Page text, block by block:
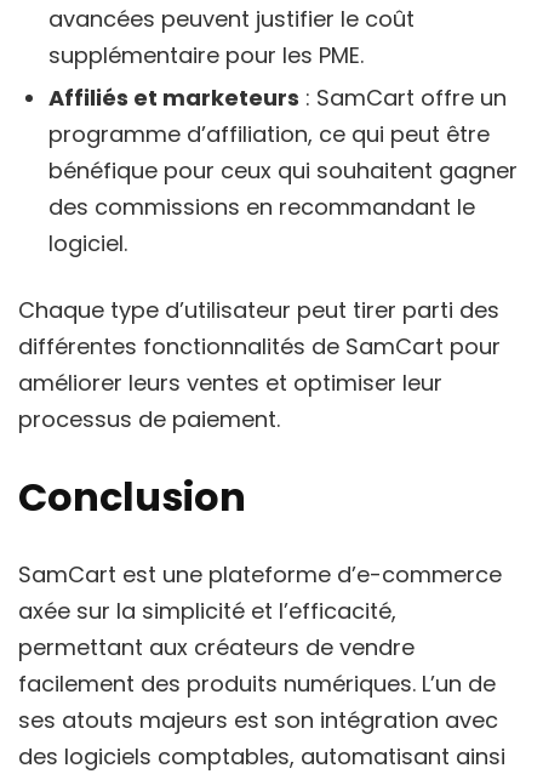
avancées peuvent justifier le coût
supplémentaire pour les PME.
Affiliés et marketeurs : SamCart offre un
programme d’affiliation, ce qui peut être
bénéfique pour ceux qui souhaitent gagner
des commissions en recommandant le
logiciel.
Chaque type d’utilisateur peut tirer parti des
différentes fonctionnalités de SamCart pour
améliorer leurs ventes et optimiser leur
processus de paiement.
Conclusion
SamCart est une plateforme d’e-commerce
axée sur la simplicité et l’efficacité,
permettant aux créateurs de vendre
facilement des produits numériques. L’un de
ses atouts majeurs est son intégration avec
des logiciels comptables, automatisant ainsi